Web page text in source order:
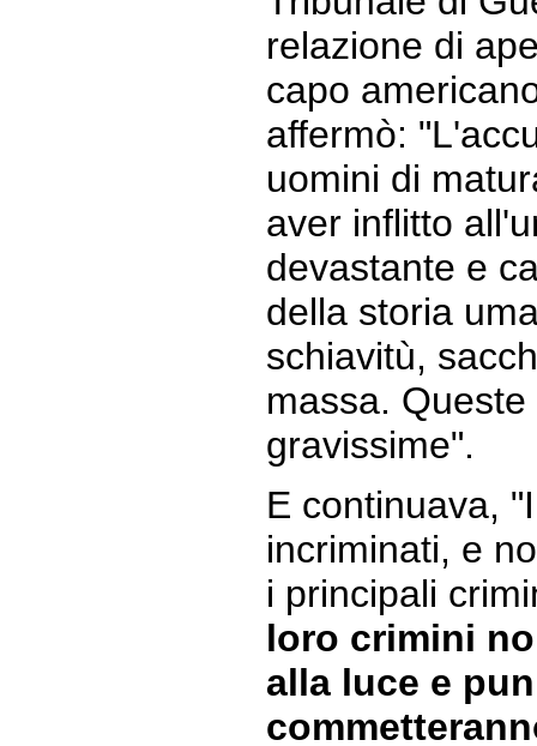
relazione di
capo
affermò:
uomini di
aver inflitto
devastante e
della storia
schiavitù,
massa.
gravissime".
E continuava,
incriminati, e
i principali
loro crimini
alla luce e